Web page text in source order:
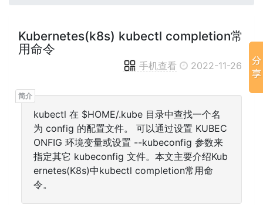
Kubernetes(k8s) kubectl completion常
用命令
手机查看 2022-11-26
kubectl 在 $HOME/.kube 目录中查找一个名
为 config 的配置文件。 可以通过设置 KUBEC
ONFIG 环境变量或设置 --kubeconfig 参数来
指定其它 kubeconfig 文件。本文主要介绍Kub
ernetes(K8s)中kubectl completion常用命
令。